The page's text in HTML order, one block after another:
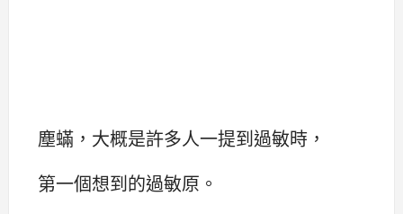
塵蟎，大概是許多人一提到過敏時，
第一個想到的過敏原。